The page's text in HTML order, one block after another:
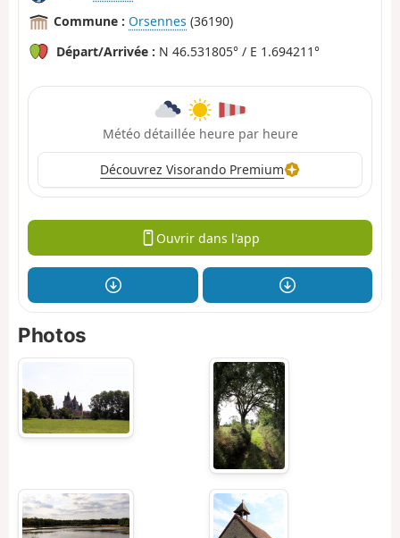
Commune : Orsennes (36190)
Départ/Arrivée : N 46.531805° / E 1.694211°
Météo détaillée heure par heure
Découvrez Visorando Premium
Ouvrir dans l'app
Photos